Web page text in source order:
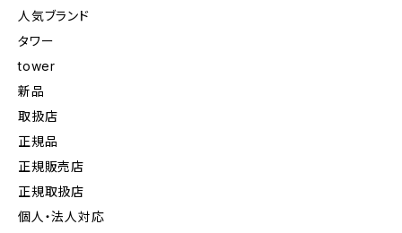
人気ブランド
タワー
tower
新品
取扱店
正規品
正規販売店
正規取扱店
個人・法人対応